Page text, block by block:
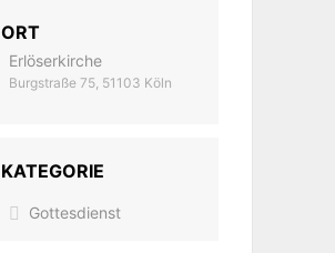
ORT
Erlöserkirche
Burgstraße 75, 51103 Köln
KATEGORIE
Gottesdienst